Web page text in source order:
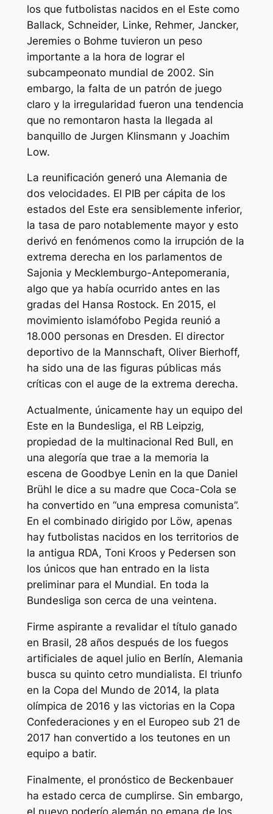
los que futbolistas nacidos en el Este como
Ballack, Schneider, Linke, Rehmer, Jancker,
Jeremies o Bohme tuvieron un peso
importante a la hora de lograr el
subcampeonato mundial de 2002. Sin
embargo, la falta de un patrón de juego
claro y la irregularidad fueron una tendencia
que no remontaron hasta la llegada al
banquillo de Jurgen Klinsmann y Joachim
Low.
La reunificación generó una Alemania de
dos velocidades. El PIB per cápita de los
estados del Este era sensiblemente inferior,
la tasa de paro notablemente mayor y esto
derivó en fenómenos como la irrupción de la
extrema derecha en los parlamentos de
Sajonia y Mecklemburgo-Antepomerania,
algo que ya había ocurrido antes en las
gradas del Hansa Rostock. En 2015, el
movimiento islamófobo Pegida reunió a
18.000 personas en Dresden. El director
deportivo de la Mannschaft, Oliver Bierhoff,
ha sido una de las figuras públicas más
críticas con el auge de la extrema derecha.
Actualmente, únicamente hay un equipo del
Este en la Bundesliga, el RB Leipzig,
propiedad de la multinacional Red Bull, en
una alegoría que trae a la memoria la
escena de Goodbye Lenin en la que Daniel
Brühl le dice a su madre que Coca-Cola se
ha convertido en “una empresa comunista”.
En el combinado dirigido por Löw, apenas
hay futbolistas nacidos en los territorios de
la antigua RDA, Toni Kroos y Pedersen son
los únicos que han entrado en la lista
preliminar para el Mundial. En toda la
Bundesliga son cerca de una veintena.
Firme aspirante a revalidar el título ganado
en Brasil, 28 años después de los fuegos
artificiales de aquel julio en Berlín, Alemania
busca su quinto cetro mundialista. El triunfo
en la Copa del Mundo de 2014, la plata
olímpica de 2016 y las victorias en la Copa
Confederaciones y en el Europeo sub 21 de
2017 han convertido a los teutones en un
equipo a batir.
Finalmente, el pronóstico de Beckenbauer
ha estado cerca de cumplirse. Sin embargo,
el nuevo poderío alemán no emana de los